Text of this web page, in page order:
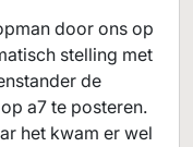
door ons op
stelling met
de
a7 te posteren.
het kwam er wel